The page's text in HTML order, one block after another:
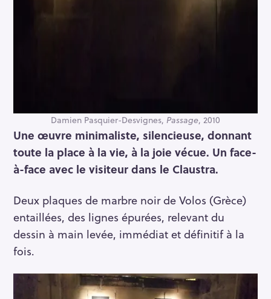
Damien Pasquier-Desvignes, Passage, 2010
Une œuvre minimaliste, silencieuse, donnant
toute la place à la vie, à la joie vécue. Un face-
à-face avec le visiteur dans le Claustra.
Deux plaques de marbre noir de Volos (Grèce)
entaillées, des lignes épurées, relevant du
dessin à main levée, immédiat et définitif à la
fois.